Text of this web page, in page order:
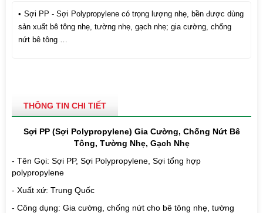
Sợi PP - Sợi Polypropylene có trọng lượng nhẹ, bền được dùng
sản xuất bê tông nhẹ, tường nhẹ, gạch nhẹ; gia cường, chống
nứt bê tông …
THÔNG TIN CHI TIẾT
Sợi PP (Sợi Polypropylene) Gia Cường, Chống Nứt Bê
Tông, Tường Nhẹ, Gạch Nhẹ
- Tên Gọi: Sợi PP, Sợi Polypropylene, Sợi tổng hợp
polypropylene
- Xuất xứ: Trung Quốc
- Công dụng: Gia cường, chống nứt cho bê tông nhẹ, tường